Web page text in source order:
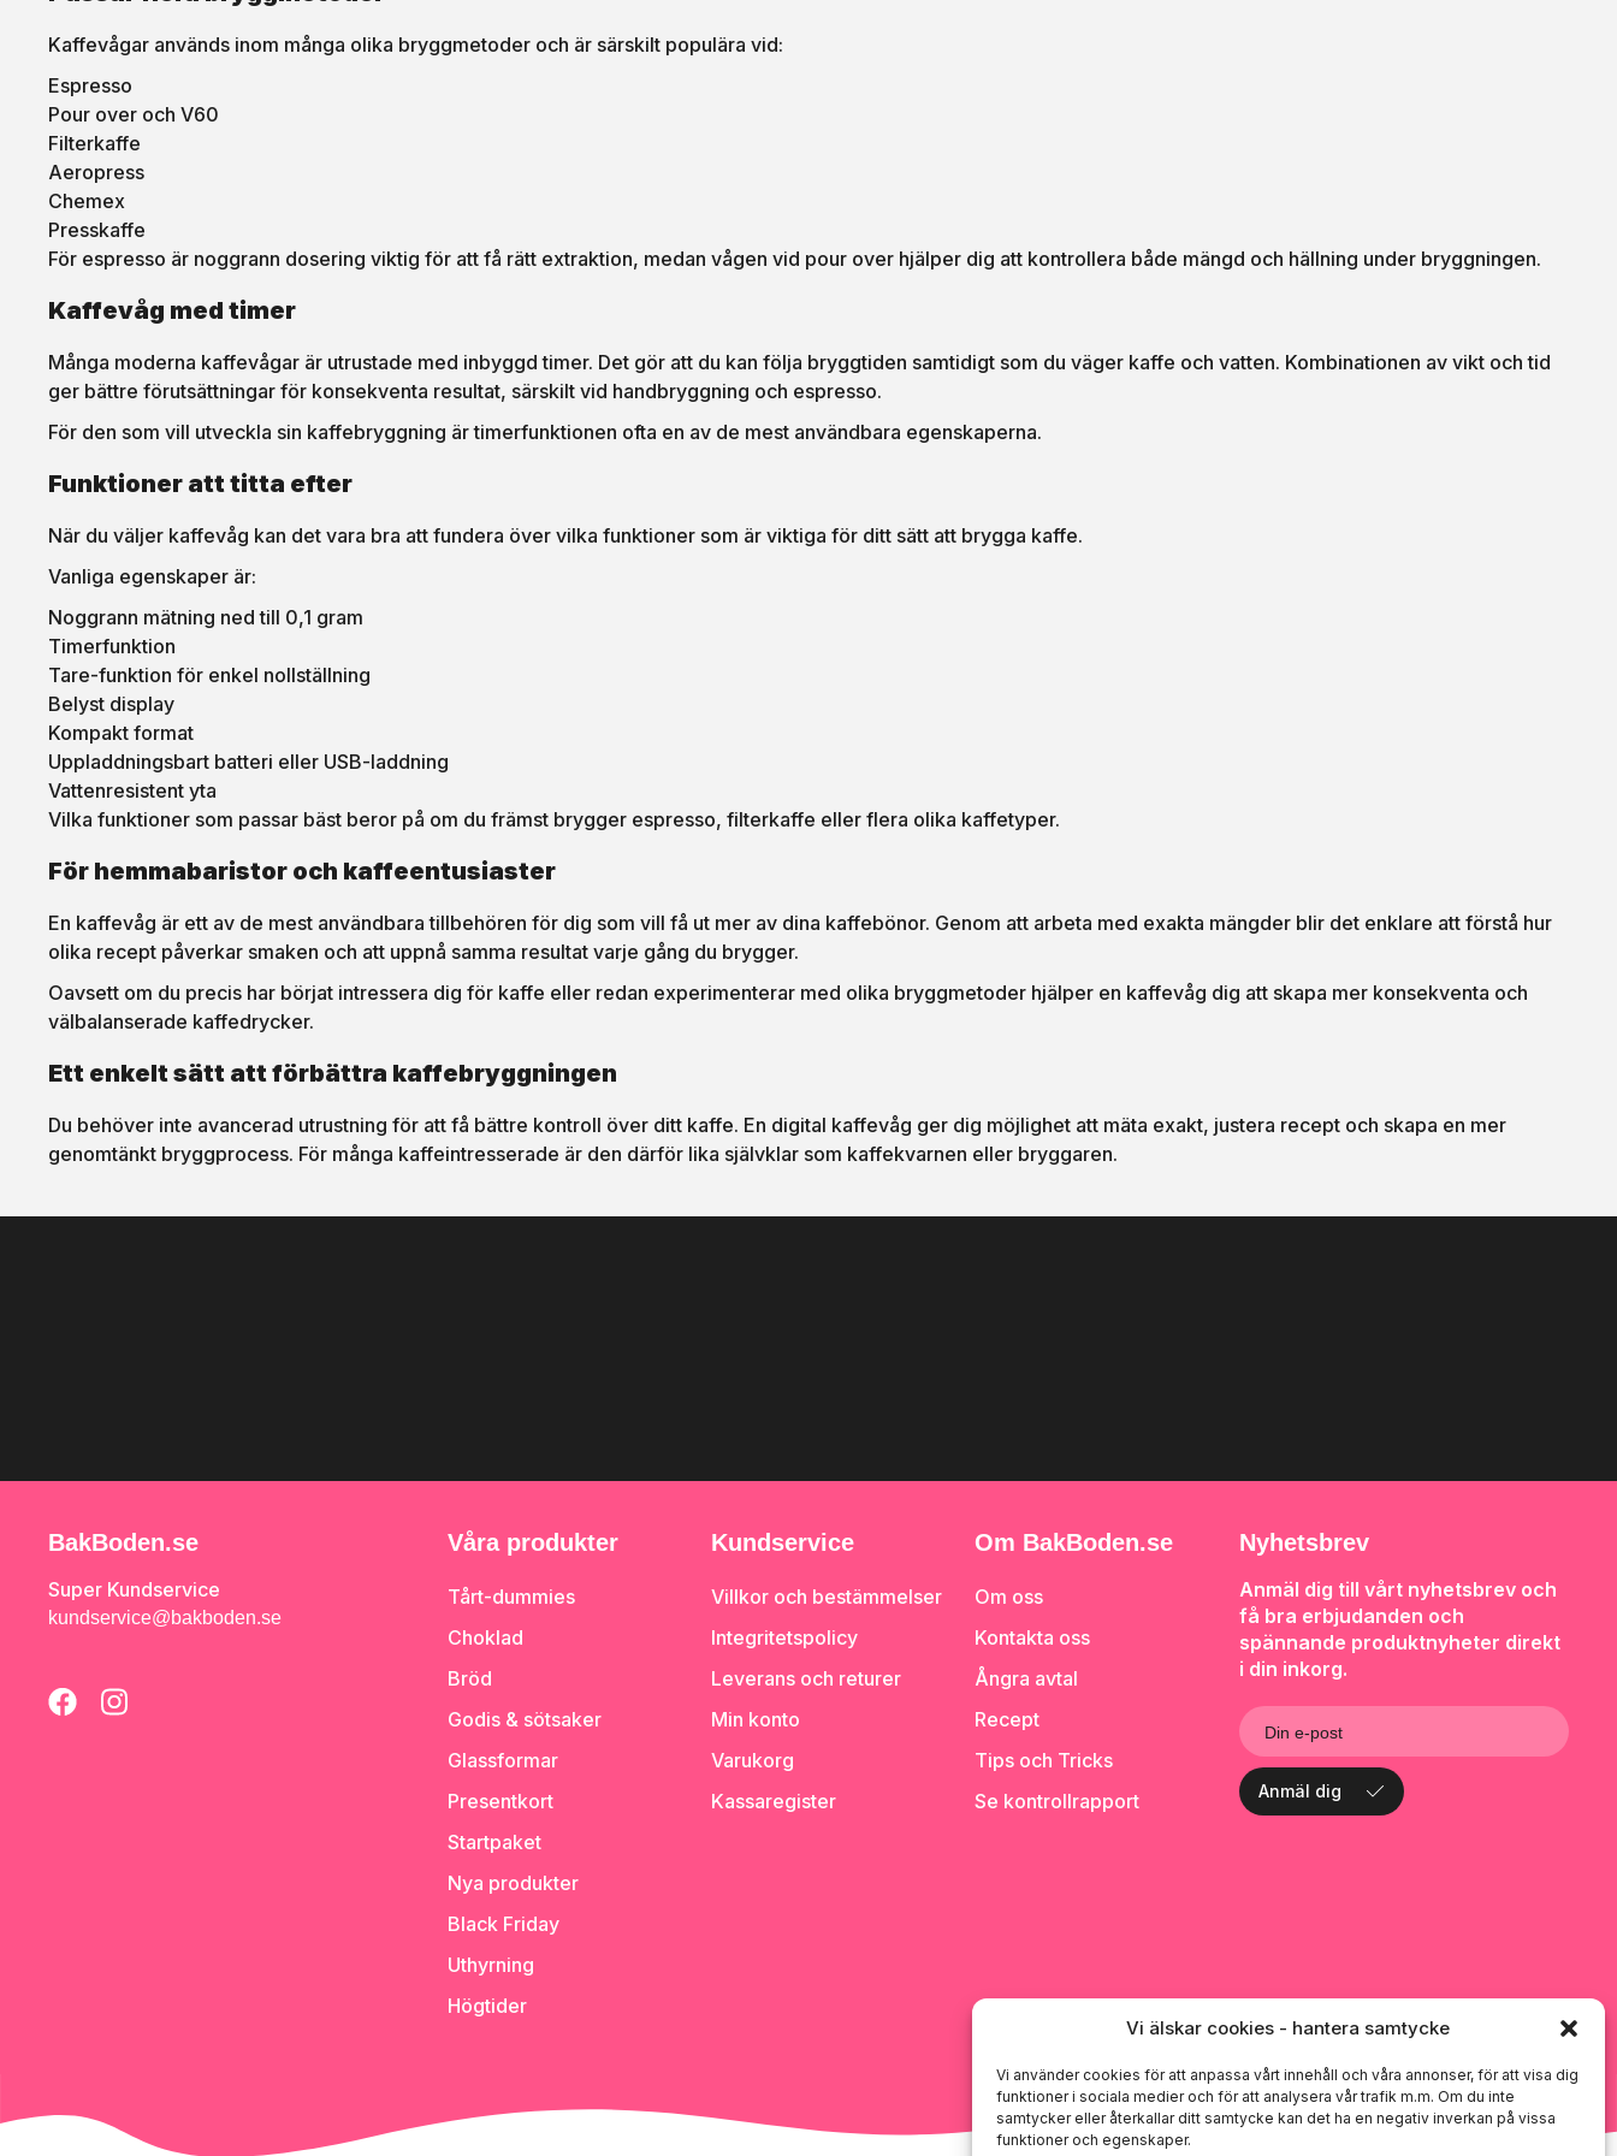
Vi älskar cookies - hantera samtycke
Vi använder cookies för att anpassa vårt innehåll och våra annonser, för att visa dig
funktioner i sociala medier och för att analysera vår trafik m.m. Om du inte
samtycker eller återkallar ditt samtycke kan det ha en negativ inverkan på vissa
funktioner och egenskaper.
Kaffevågar används inom många olika bryggmetoder och är särskilt populära vid:
Espresso
Pour over och V60
Filterkaffe
Aeropress
Chemex
Presskaffe
För espresso är noggrann dosering viktig för att få rätt extraktion, medan vågen vid pour over hjälper dig att kontrollera både mängd och hällning under bryggningen.
Kaffevåg med timer
Många moderna kaffevågar är utrustade med inbyggd timer. Det gör att du kan följa bryggtiden samtidigt som du väger kaffe och vatten. Kombinationen av vikt och tid
ger bättre förutsättningar för konsekventa resultat, särskilt vid handbryggning och espresso.
För den som vill utveckla sin kaffebryggning är timerfunktionen ofta en av de mest användbara egenskaperna.
Funktioner att titta efter
När du väljer kaffevåg kan det vara bra att fundera över vilka funktioner som är viktiga för ditt sätt att brygga kaffe.
Vanliga egenskaper är:
Noggrann mätning ned till 0,1 gram
Timerfunktion
Tare-funktion för enkel nollställning
Belyst display
Kompakt format
Uppladdningsbart batteri eller USB-laddning
Vattenresistent yta
Vilka funktioner som passar bäst beror på om du främst brygger espresso, filterkaffe eller flera olika kaffetyper.
För hemmabaristor och kaffeentusiaster
En kaffevåg är ett av de mest användbara tillbehören för dig som vill få ut mer av dina kaffebönor. Genom att arbeta med exakta mängder blir det enklare att förstå hur
olika recept påverkar smaken och att uppnå samma resultat varje gång du brygger.
Oavsett om du precis har börjat intressera dig för kaffe eller redan experimenterar med olika bryggmetoder hjälper en kaffevåg dig att skapa mer konsekventa och
välbalanserade kaffedrycker.
Ett enkelt sätt att förbättra kaffebryggningen
Du behöver inte avancerad utrustning för att få bättre kontroll över ditt kaffe. En digital kaffevåg ger dig möjlighet att mäta exakt, justera recept och skapa en mer
genomtänkt bryggprocess. För många kaffeintresserade är den därför lika självklar som kaffekvarnen eller bryggaren.
BakBoden.se
Super Kundservice
kundservice@bakboden.se
Våra produkter
Tårt-dummies
Choklad
Bröd
Godis & sötsaker
Glassformar
Presentkort
Startpaket
Nya produkter
Black Friday
Uthyrning
Högtider
Kundservice
Villkor och bestämmelser
Integritetspolicy
Leverans och returer
Min konto
Varukorg
Kassaregister
Om BakBoden.se
Om oss
Kontakta oss
Ångra avtal
Recept
Tips och Tricks
Se kontrollrapport
Nyhetsbrev
Anmäl dig till vårt nyhetsbrev och
få bra erbjudanden och
spännande produktnyheter direkt
i din inkorg.
Anmäl dig